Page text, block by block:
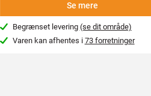
Se mere
Begrænset levering (se dit område)
Varen kan afhentes i 73 forretninger